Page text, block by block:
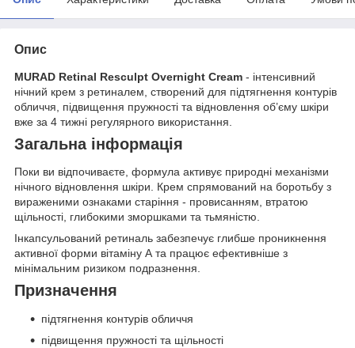
Опис
MURAD Retinal Resculpt Overnight Cream - інтенсивний
нічний крем з ретиналем, створений для підтягнення контурів
обличчя, підвищення пружності та відновлення об’єму шкіри
вже за 4 тижні регулярного використання.
Загальна інформація
Поки ви відпочиваєте, формула активує природні механізми
нічного відновлення шкіри. Крем спрямований на боротьбу з
вираженими ознаками старіння - провисанням, втратою
щільності, глибокими зморшками та тьмяністю.
Інкапсульований ретиналь забезпечує глибше проникнення
активної форми вітаміну А та працює ефективніше з
мінімальним ризиком подразнення.
Призначення
підтягнення контурів обличчя
підвищення пружності та щільності